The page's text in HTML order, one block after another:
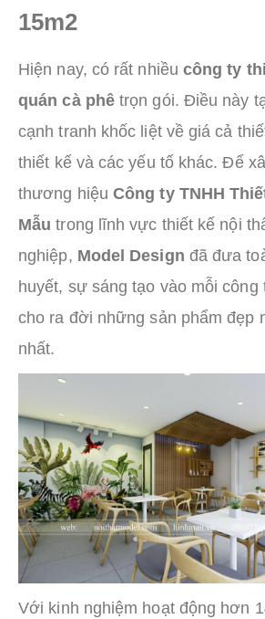
15m2
Hiện nay, có rất nhiều công ty
quán cà phêtrọn gói. Điều này
cạnh tranh khốc liệt về giá cả
thiết kế và các yếu tố khác. Để
thương hiệuCông ty TNHH
Mẫu trong lĩnh vực thiết kế nội
nghiệp, Model Design đã đưa
huyết, sự sáng tạo vào mỗi công
cho ra đời những sản phẩm đẹp
nhất.
Với kinh nghiệm hoạt động hơn